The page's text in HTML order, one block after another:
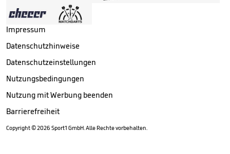
Impressum
Datenschutzhinweise
Datenschutzeinstellungen
Nutzungsbedingungen
Nutzung mit Werbung beenden
Barrierefreiheit
Copyright ©2026 Sport1 GmbH. Alle Rechte vorbehalten.